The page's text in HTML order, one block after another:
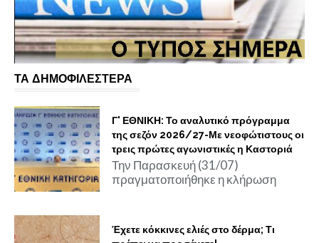
ΤΑ ΔΗΜΟΦΙΛΕΣΤΕΡΑ
Γ' ΕΘΝΙΚΗ: Το αναλυτικό πρόγραμμα
της σεζόν 2026/27-Με νεοφώτιστους οι
τρεις πρώτες αγωνιστικές η Καστοριά
Την Παρασκευή (31/07)
πραγματοποιήθηκε η κλήρωση
Έχετε κόκκινες ελιές στο δέρμα; Τι